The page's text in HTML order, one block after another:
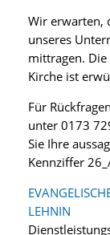
Wir erwarten,
unseres
mittragen.
Kirche ist
Für
unter 0173
Sie Ihre
Kennziffer
LEHNIN